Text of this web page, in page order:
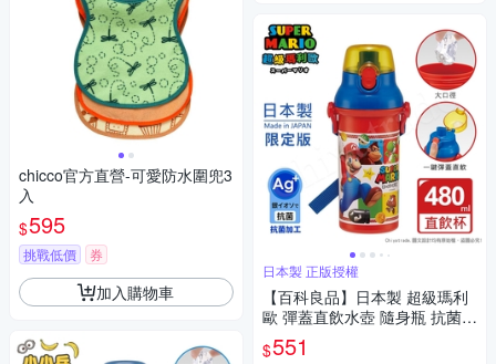
chicco官方直營-可愛防水圍兜3
入
$595
挑戰低價 券
加入購物車
日本製 正版授權
【百科良品】日本製 超級瑪利
歐 彈蓋直飲水壺 隨身瓶 抗菌加
工 480ML(附背帶)-紅
$551